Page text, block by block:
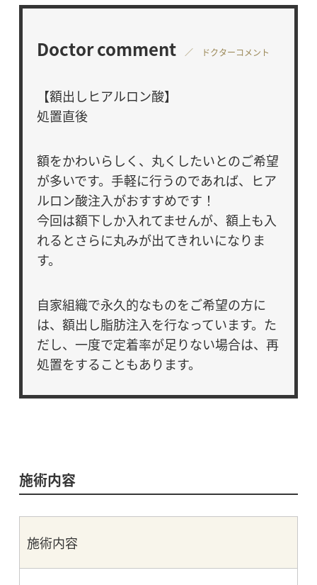
Doctor comment ／ ドクターコメント
【額出しヒアルロン酸】
処置直後
額をかわいらしく、丸くしたいとのご希望
が多いです。手軽に行うのであれば、ヒア
ルロン酸注入がおすすめです！
今回は額下しか入れてませんが、額上も入
れるとさらに丸みが出てきれいになりま
す。
自家組織で永久的なものをご希望の方に
は、額出し脂肪注入を行なっています。た
だし、一度で定着率が足りない場合は、再
処置をすることもあります。
施術内容
施術内容